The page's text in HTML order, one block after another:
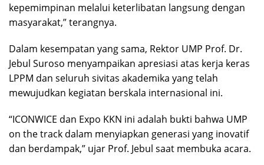
kepemimpinan melalui keterlibatan langsung dengan
masyarakat,” terangnya.
Dalam kesempatan yang sama, Rektor UMP Prof. Dr.
Jebul Suroso menyampaikan apresiasi atas kerja keras
LPPM dan seluruh sivitas akademika yang telah
mewujudkan kegiatan berskala internasional ini.
“ICONWICE dan Expo KKN ini adalah bukti bahwa UMP
on the track dalam menyiapkan generasi yang inovatif
dan berdampak,” ujar Prof. Jebul saat membuka acara.